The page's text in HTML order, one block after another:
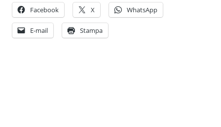
Facebook X WhatsApp
E-mail Stampa